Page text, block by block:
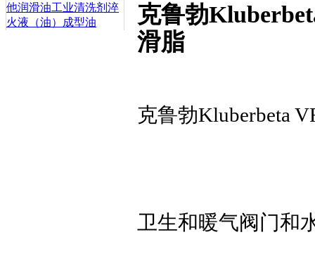
他润滑油工业清洗剂 淬
火液（油）
成型油
克鲁勃
滑脂
克鲁勃Kluberbeta
卫生和暖气阀门和